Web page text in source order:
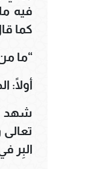
فيه
كما
“ما
أولًا:
شهد
البِر